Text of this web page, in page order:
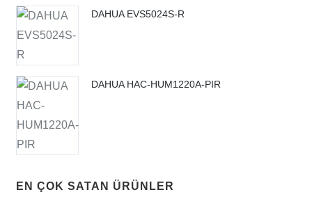
DAHUA EVS5024S-R
DAHUA HAC-HUM1220A-PIR
EN ÇOK SATAN ÜRÜNLER